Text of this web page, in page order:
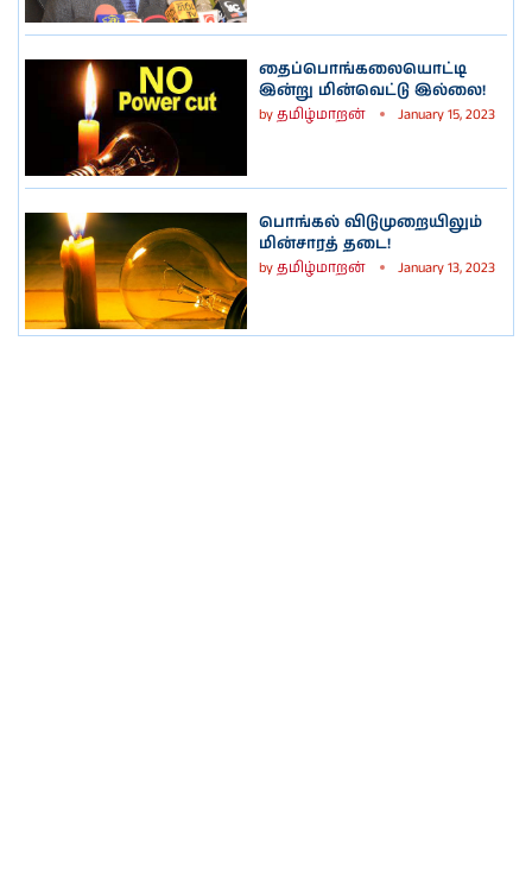
தைப்பொங்கலையொட்டி
இன்று மின்வெட்டு இல்லை!
byதமிழ்மாறன் January 15, 2023
பொங்கல் விடுமுறையிலும்
மின்சாரத் தடை!
byதமிழ்மாறன் January 13, 2023